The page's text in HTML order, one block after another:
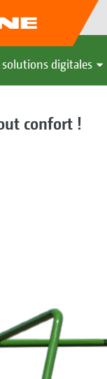
digitales
confort !